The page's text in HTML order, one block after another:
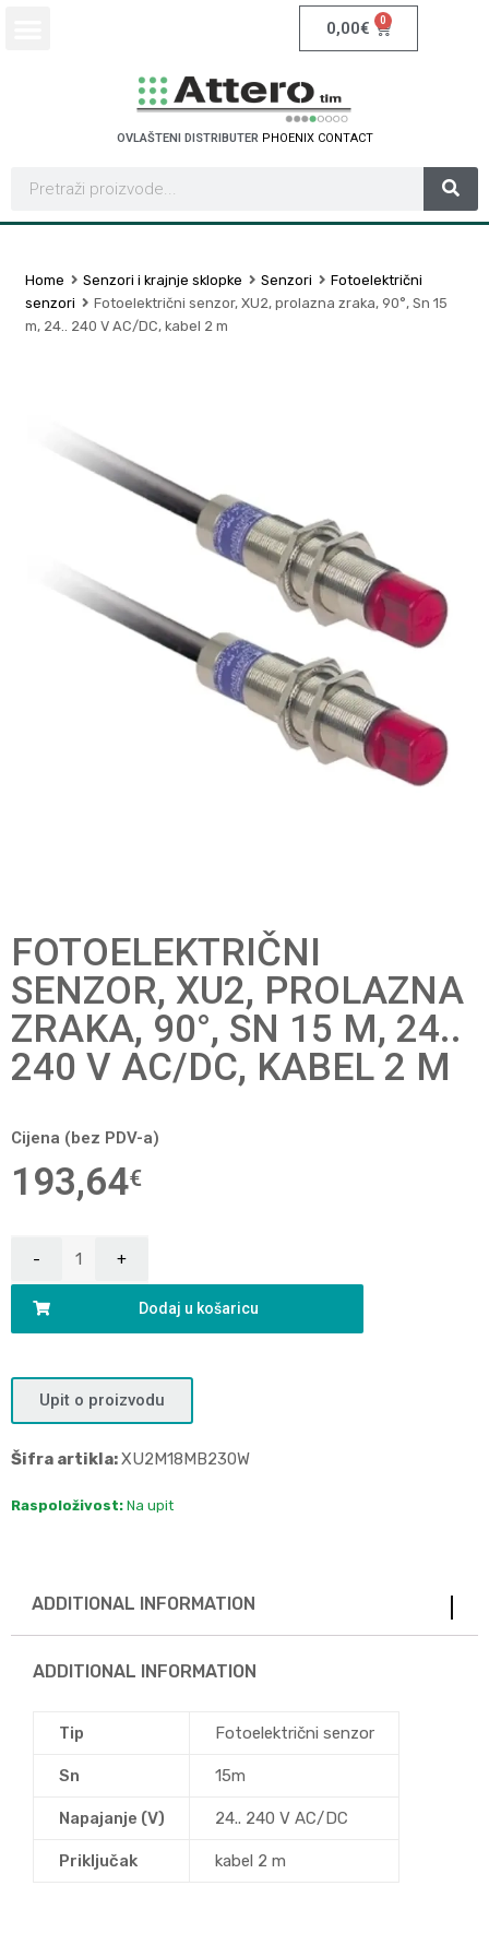
0,00€ 0
OVLAŠTENI DISTRIBUTER PHOENIX CONTACT
Home Senzori i krajnje sklopke Senzori
Fotoelektrični
senzori
Fotoelektrični senzor, XU2, prolazna zraka, 90°, Sn 15
m, 24.. 240 V AC/DC, kabel 2 m
FOTOELEKTRIČNI
SENZOR, XU2, PROLAZNA
ZRAKA, 90°, SN 15 M, 24..
240 V AC/DC, KABEL 2 M
Cijena (bez PDV-a)
193,64€
Dodaj u košaricu
Upit o proizvodu
Šifra artikla:XU2M18MB230W
Raspoloživost: Na upit
ADDITIONAL INFORMATION
ADDITIONAL INFORMATION
Tip Fotoelektrični senzor
Sn 15m
Napajanje (V) 24.. 240 V AC/DC
Priključak kabel 2 m